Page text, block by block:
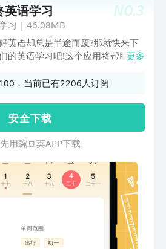
字幕；- 跟读打分：跟读后可查看
音准确度，纠正发音问题。【特色
辅助学习】- 精听党：名著原声朗
编版讲义讲解，配套习题测试。-
：提供原声听力材料的配音，秀出
音；- 学习计划：定下小目标，每
动推送学习内容；- 听力挑战：加入
练计划，日积月累提高英语。【联
们】- 软件内部：账号 - 帮助与反馈 -
馈- 客服 ：1047518732- 客服电
920-1209
NO.3
英语学习
习 | 46.08MB
英语却总是半途而废?那就快来下
的英语学习吧!这个应用将帮助你
英语学习方案,内容丰富。有背单
易懂的方式解释语法知识,并配有大
帮你理解。翻译功能支持词汇、句
落的中英互译,遇到不会的表达可
查询。另外,应用还可以设置倒计
，帮助你规划好学习时间配比,鼓
持学习劲头。通过使用我们的英语
用,你可以自主安排时间学习,随时
高英语水平。不会再因为忘记而中
习,应用会陪你坚持下去。快来下载
,让英语学习变得简单有趣!
更多
，当前已有2206人订阅
安 全 下 载
用豌豆荚APP下载